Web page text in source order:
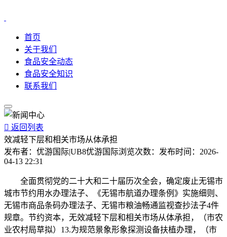
首页
关于我们
食品安全动态
食品安全知识
联系我们
 返回列表
效减轻下层和相关市场从体承担
发布者： 优游国际|UB8优游国际浏览次数： 发布时间： 2026-
04-13 22:31
全面贯彻党的二十大和二十届历次全会，确定废止无锡市
城市节约用水办理法子、《无锡市航道办理条例》实施细则、
无锡市商品条码办理法子、无锡市粮油畅通监视查抄法子4件
规章。节约资本，无效减轻下层和相关市场从体承担，（市农
业农村局草拟）13.为规范景象形象探测设备扶植办理，（市